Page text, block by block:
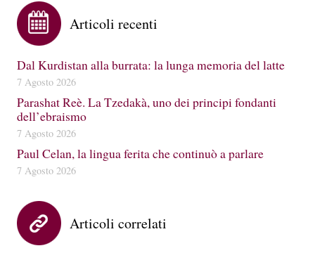
Articoli recenti
Dal Kurdistan alla burrata: la lunga memoria del latte
7 Agosto 2026
Parashat Reè. La Tzedakà, uno dei principi fondanti
dell’ebraismo
7 Agosto 2026
Paul Celan, la lingua ferita che continuò a parlare
7 Agosto 2026
Articoli correlati